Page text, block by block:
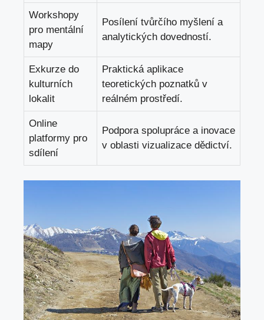
Workshopy
pro mentální
mapy
Posílení tvůrčího myšlení a
analytických dovedností.
Exkurze do
kulturních
lokalit
Praktická aplikace
teoretických poznatků v
reálném prostředí.
Online
platformy pro
sdílení
Podpora spolupráce a inovace
v oblasti vizualizace dědictví.